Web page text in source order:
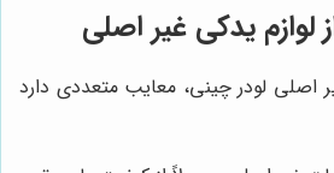
لوازم یدکی غیر اصلی
اصلی لودر چینی، معایب متعددی دارد